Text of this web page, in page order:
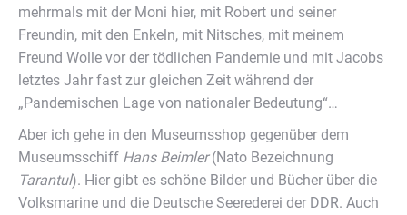
mehrmals mit der Moni hier, mit Robert und seiner
Freundin, mit den Enkeln, mit Nitsches, mit meinem
Freund Wolle vor der tödlichen Pandemie und mit Jacobs
letztes Jahr fast zur gleichen Zeit während der
„Pandemischen Lage von nationaler Bedeutung“…
Aber ich gehe in den Museumsshop gegenüber dem
Museumsschiff Hans Beimler(Nato Bezeichnung
Tarantul). Hier gibt es schöne Bilder und Bücher über die
Volksmarine und die Deutsche Seerederei der DDR. Auch